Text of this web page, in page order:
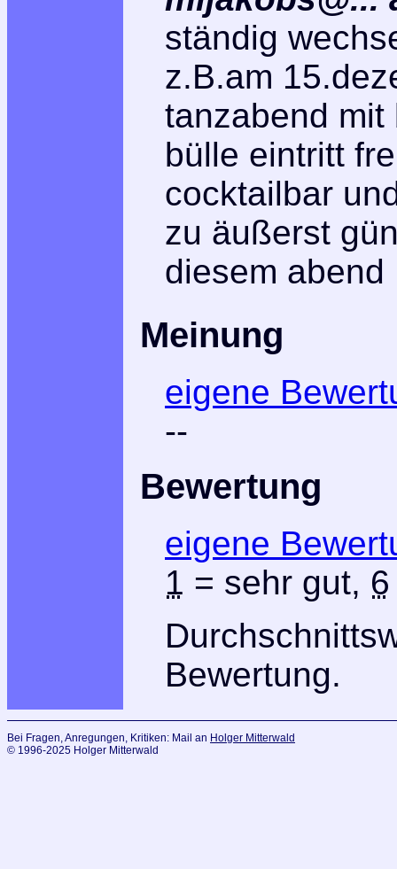
ständig
z.B.am
tanzabend
bülle eintritt
cocktailbar
zu äußerst
diesem abend
Meinung
eigene
--
Bewertung
eigene
1 = sehr gut, 6
Bewertung.
Bei Fragen, Anregungen, Kritiken: Mail an Holger Mitterwald
© 1996-2025 Holger Mitterwald